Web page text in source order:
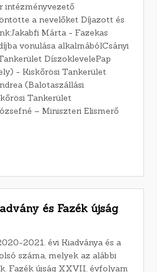
intézményvezető
a nevelőket Díjazott és
Márta - Fazekas
vonulása alkalmábólCsányi
DíszoklevelePap
- Kiskőrösi Tankerület
(Balotaszállási
Tankerület
– Miniszteri Elismerő
és Fazék újság
2021. évi Kiadványa és a
száma, melyek az alábbi
Fazék újság XXVII. évfolyam